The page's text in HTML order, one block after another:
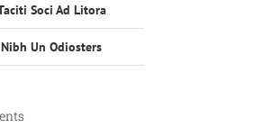
Soci Ad Litora
Un Odiosters